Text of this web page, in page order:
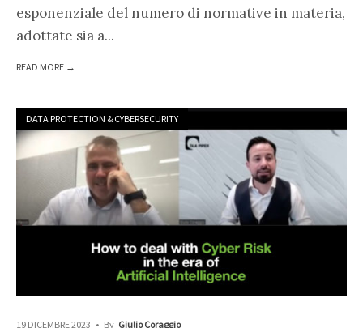
esponenziale del numero di normative in materia,
adottate sia a...
READ MORE →
DATA PROTECTION & CYBERSECURITY
19 DICEMBRE 2023 • By Giulio Coraggio